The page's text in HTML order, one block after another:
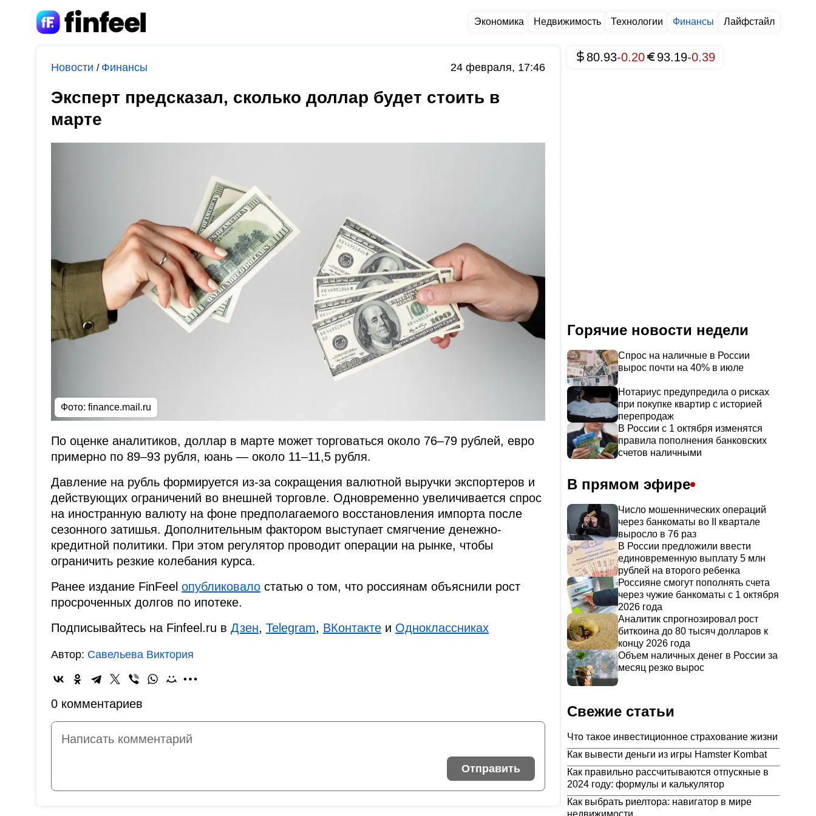
Экономика Недвижимость Технологии Финансы Лайфстайл
Новости / Финансы 24 февраля, 17:46
Эксперт предсказал, сколько доллар будет стоить в
марте
Фото: finance.mail.ru
По оценке аналитиков, доллар в марте может торговаться около 76–79 рублей, евро
примерно по 89–93 рубля, юань — около 11–11,5 рубля.
Давление на рубль формируется из-за сокращения валютной выручки экспортеров и
действующих ограничений во внешней торговле. Одновременно увеличивается спрос
на иностранную валюту на фоне предполагаемого восстановления импорта после
сезонного затишья. Дополнительным фактором выступает смягчение денежно-
кредитной политики. При этом регулятор проводит операции на рынке, чтобы
ограничить резкие колебания курса.
Ранее издание FinFeel опубликовало статью о том, что россиянам объяснили рост
просроченных долгов по ипотеке.
Подписывайтесь на Finfeel.ru в Дзен, Telegram, ВКонтакте и Одноклассниках
Автор: Савельева Виктория
0 комментариев
Отправить
80.93-0.20 93.19-0.39
Горячие новости недели
Спрос на наличные в России
вырос почти на 40% в июле
Нотариус предупредила о рисках
при покупке квартир с историей
перепродаж
В России с 1 октября изменятся
правила пополнения банковских
счетов наличными
В прямом эфире
Число мошеннических операций
через банкоматы во II квартале
выросло в 76 раз
В России предложили ввести
единовременную выплату 5 млн
рублей на второго ребенка
Россияне смогут пополнять счета
через чужие банкоматы с 1 октября
2026 года
Аналитик спрогнозировал рост
биткоина до 80 тысяч долларов к
концу 2026 года
Объем наличных денег в России за
месяц резко вырос
Свежие статьи
Что такое инвестиционное страхование жизни
Как вывести деньги из игры Hamster Kombat
Как правильно рассчитываются отпускные в
2024 году: формулы и калькулятор
Как выбрать риелтора: навигатор в мире
недвижимости